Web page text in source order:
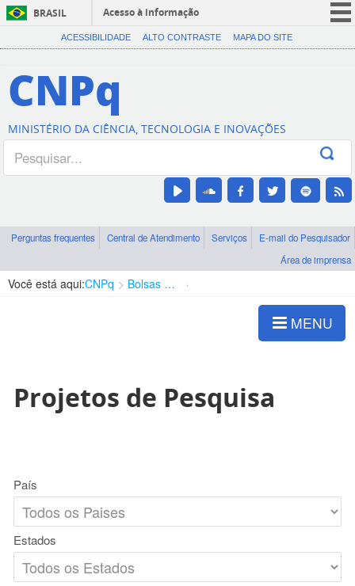
BRASIL
Acesso à informação
CORONAVÍRUS (COVID-19)
Canais
ACESSIBILIDADE ALTO CONTRASTE MAPA DO SITE
CNPq
MINISTÉRIO DA CIÊNCIA, TECNOLOGIA E INOVAÇÕES
Perguntas frequentes Central de Atendimento Serviços
E-mail do Pesquisador
Área de imprensa
Você está aqui:CNPq Bolsas e Auxílios Vigentes
MENU
Projetos de Pesquisa
País
Estados